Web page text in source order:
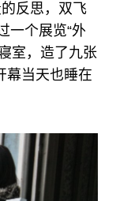
反思，双飞
一个展览“外
室，造了九张
幕当天也睡在